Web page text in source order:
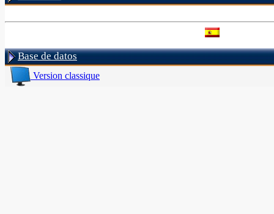
Base de datos
Version classique